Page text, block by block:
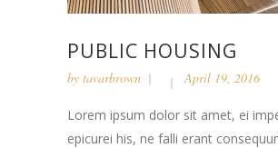
PUBLIC HOUSING
by tavarbrown April 19, 2016
Lorem ipsum dolor sit amet, ei
epicurei his, ne falli erant